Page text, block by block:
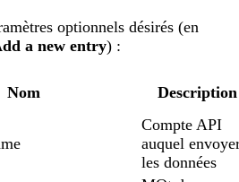
optionnels désirés (en
a new entry) :
Nom Description
Compte API
auquel
les données